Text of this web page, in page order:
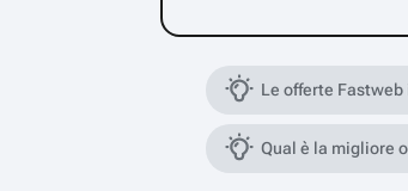
Le offerte
Qual è la migliore